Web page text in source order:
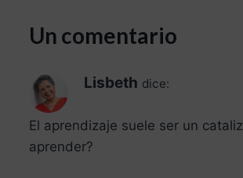
Un comentario
Lisbeth dice:
El aprendizaje suele ser un
aprender?